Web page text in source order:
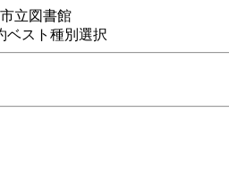
立図書館
ベスト種別選択